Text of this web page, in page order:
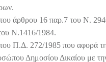
του άρθρου 16 παρ.7 του Ν.
Ν.1416/1984.
του Π.Δ. 272/1985 που αφορά
Δημοσίου Δικαίου με